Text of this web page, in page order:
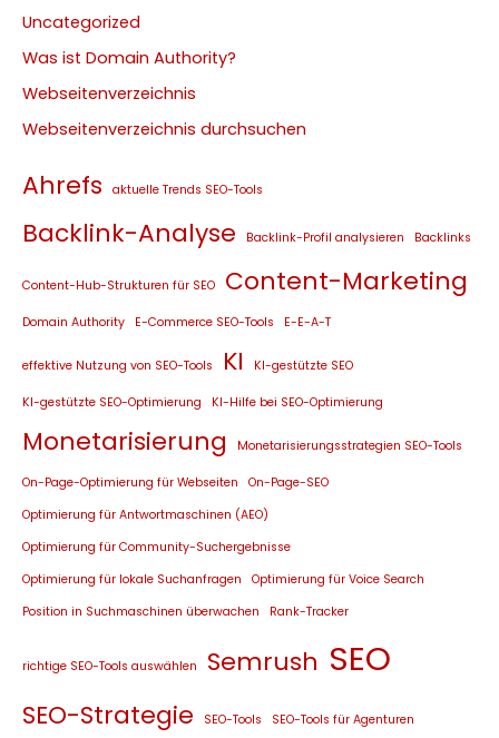
Uncategorized
Was ist Domain Authority?
Webseitenverzeichnis
Webseitenverzeichnis durchsuchen
Ahrefs aktuelle Trends SEO-Tools
Backlink-Analyse Backlink-Profil analysieren Backlinks
Content-Hub-Strukturen für SEO Content-Marketing
Domain Authority E-Commerce SEO-Tools E-E-A-T
effektive Nutzung von SEO-Tools KI KI-gestützte SEO
KI-gestützte SEO-Optimierung KI-Hilfe bei SEO-Optimierung
Monetarisierung Monetarisierungsstrategien SEO-Tools
On-Page-Optimierung für Webseiten
On-Page-SEO
Optimierung für Antwortmaschinen (AEO)
Optimierung für Community-Suchergebnisse
Optimierung für lokale Suchanfragen
Optimierung für Voice Search
Position in Suchmaschinen überwachen
Rank-Tracker
richtige SEO-Tools auswählen Semrush SEO
SEO-Strategie SEO-Tools SEO-Tools für Agenturen